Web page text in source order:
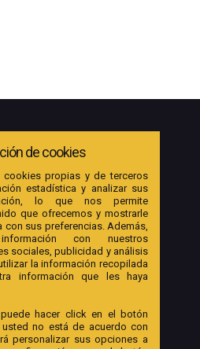
de cookies
cookies propias y de terceros
estadística y analizar sus
lo que nos permite
que ofrecemos y mostrarle
sus preferencias. Además,
con nuestros
sociales, publicidad y análisis
la información recopilada
información que les haya
hacer click en el botón
no está de acuerdo con
personalizar sus opciones a